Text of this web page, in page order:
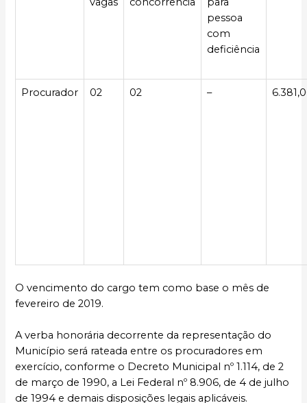
pessoa
com
deficiência
Procurador 02 02 –
O vencimento do cargo tem como base o mês de
fevereiro de 2019.
A verba honorária decorrente da representação do
Município será rateada entre os procuradores em
exercício, conforme o Decreto Municipal nº 1.114, de 2
de março de 1990, a Lei Federal nº 8.906, de 4 de julho
de 1994 e demais disposições legais aplicáveis.